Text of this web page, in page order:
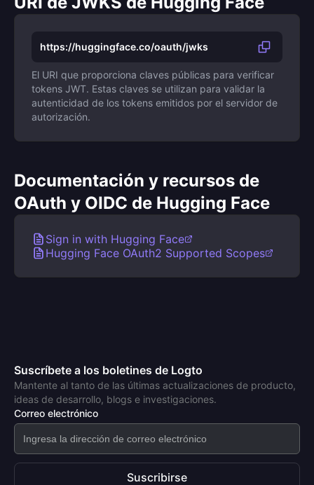
https://huggingface.co/oauth/jwks
El URI que proporciona claves públicas para verificar
tokens JWT. Estas claves se utilizan para validar la
autenticidad de los tokens emitidos por el servidor de
autorización.
Documentación y recursos de
OAuth y OIDC de Hugging Face
Sign in with Hugging Face
Hugging Face OAuth2 Supported Scopes
Suscríbete a los boletines de Logto
Mantente al tanto de las últimas actualizaciones de producto,
ideas de desarrollo, blogs e investigaciones.
Correo electrónico
Suscribirse